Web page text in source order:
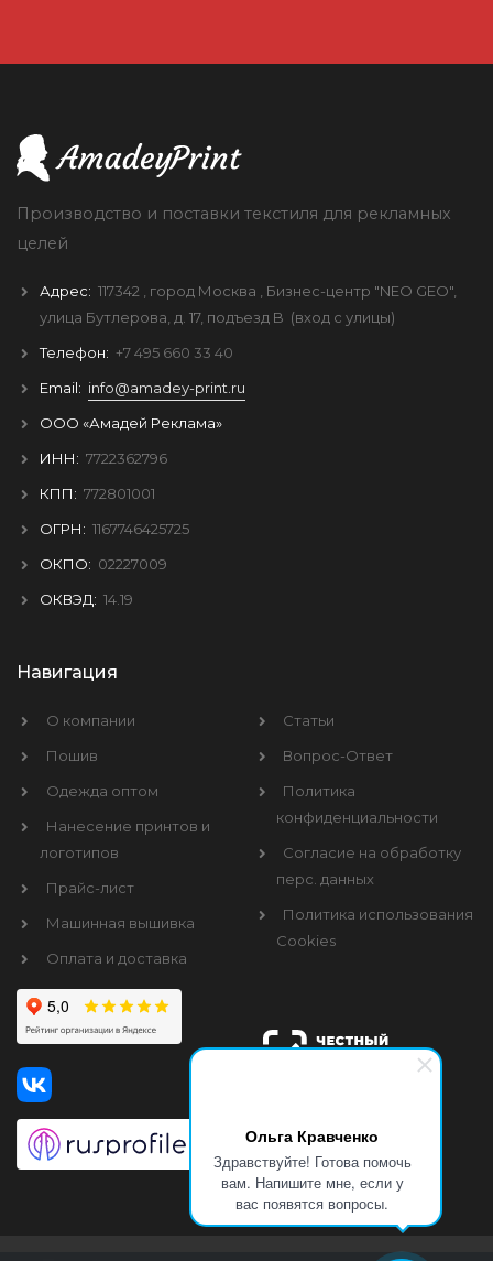
Ольга Кравченко
Здравствуйте! Готова помочь
вам. Напишите мне, если у
вас появятся вопросы.
Производство и поставки текстиля для рекламных
целей
Адрес: 117342 , город Москва , Бизнес-центр "NEO GEO",
улица Бутлерова, д. 17, подъезд B (вход с улицы)
Телефон: +7 495 660 33 40
Email: info@amadey-print.ru
ООО «Амадей Реклама»
ИНН: 7722362796
КПП: 772801001
ОГРН: 1167746425725
ОКПО: 02227009
ОКВЭД: 14.19
Навигация
О компании
Пошив
Одежда оптом
Нанесение принтов и
логотипов
Прайс-лист
Машинная вышивка
Оплата и доставка
Статьи
Вопрос-Ответ
Политика
конфиденциальности
Согласие на обработку
перс. данных
Политика использования
Cookies